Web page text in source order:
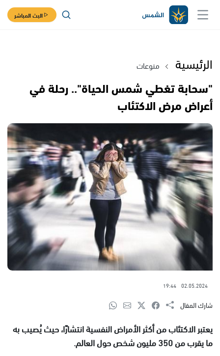
البث المباشر
الرئيسية منوعات
"سحابة تغطي شمس الحياة".. رحلة في
أعراض مرض الاكتئاب
02.05.2024
19:44
شارك المقال
يعتبر الاكتئاب من أكثر الأمراض النفسية انتشارًا، حيث يُصيب به
ما يقرب من 350 مليون شخص حول العالم.